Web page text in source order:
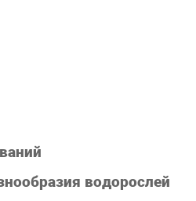
водорослей